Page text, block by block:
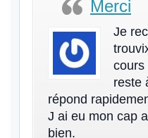
Merci
Je
cours
reste
répond
J ai eu mon cap
bien.